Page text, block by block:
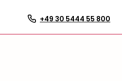
+49 30 5444 55 800